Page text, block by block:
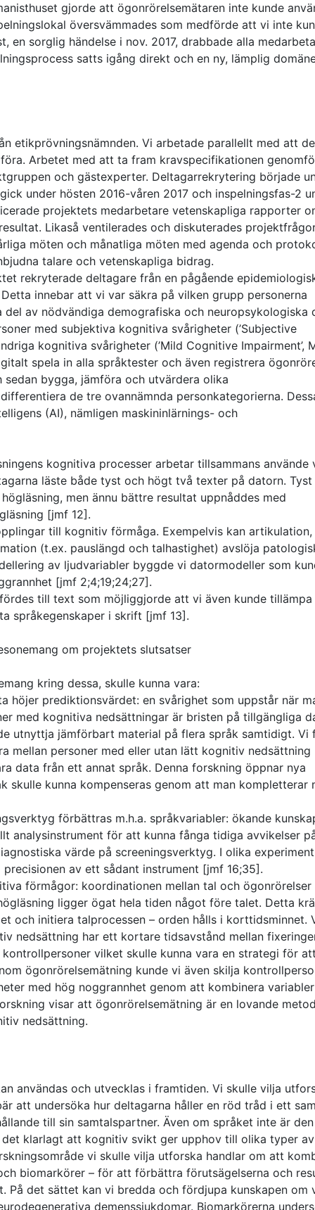
gjorde att ögonrörelsemätaren inte kunde
översvämmades som medförde att vi inte
en sorglig händelse i nov. 2017, drabbade alla
satts igång direkt och en ny, lämplig
etikprövningsnämnden. Vi arbetade parallellt med att
Arbetet med att ta fram kravspecifikationen
och gästexperter. Deltagarrekrytering började
under hösten 2016-våren 2017 och inspelningsfas-2
projektets medarbetare vetenskapliga rapporter
Likaså ventilerades och diskuterades
möten och månatliga möten med agenda och
talare och vetenskapliga bidrag.
rekryterade deltagare från en pågående
innebar att vi var säkra på vilken grupp personerna
av nödvändiga demografiska och neuropsykologiska
med subjektiva kognitiva svårigheter (’Subjective
kognitiva svårigheter (’Mild Cognitive Impairment’,
spela in alla språktester och även registrera
bygga, jämföra och utvärdera olika
de tre ovannämnda personkategorierna.
(AI), nämligen maskininlärnings- och
kognitiva processer arbetar tillsammans använde
läste både tyst och högt två texter på datorn. Tyst
men ännu bättre resultat uppnåddes med
[jmf 12].
till kognitiv förmåga. Exempelvis kan artikulation,
(t.ex. pauslängd och talhastighet) avslöja
av ljudvariabler byggde vi datormodeller som
[jmf 2;4;19;24;27].
till text som möjliggjorde att vi även kunde tillämpa
språkegenskaper i skrift [jmf 13].
om projektets slutsatser
kring dessa, skulle kunna vara:
höjer prediktionsvärdet: en svårighet som uppstår när
med kognitiva nedsättningar är bristen på tillgängliga
utnyttja jämförbart material på flera språk samtidigt. Vi
mellan personer med eller utan lätt kognitiv nedsättning
data från ett annat språk. Denna forskning öppnar nya
skulle kunna kompenseras genom att man kompletterar
förbättras m.h.a. språkvariabler: ökande
analysinstrument för att kunna fånga tidiga avvikelser
värde på screeningsverktyg. I olika experiment
av ett sådant instrument [jmf 16;35].
förmågor: koordinationen mellan tal och ögonrörelser
ligger ögat hela tiden något före talet. Detta
och initiera talprocessen – orden hålls i korttidsminnet.
nedsättning har ett kortare tidsavstånd mellan
vilket skulle kunna vara en strategi för
ögonrörelsemätning kunde vi även skilja
med hög noggrannhet genom att kombinera
visar att ögonrörelsemätning är en lovande
nedsättning.
användas och utvecklas i framtiden. Vi skulle vilja
att undersöka hur deltagarna håller en röd tråd i ett
till sin samtalspartner. Även om språket inte är
klarlagt att kognitiv svikt ger upphov till olika typer av
vi skulle vilja utforska handlar om att
biomarkörer – för att förbättra förutsägelserna och
det sättet kan vi bredda och fördjupa kunskapen om
demenssjukdomar. Biomarkörerna